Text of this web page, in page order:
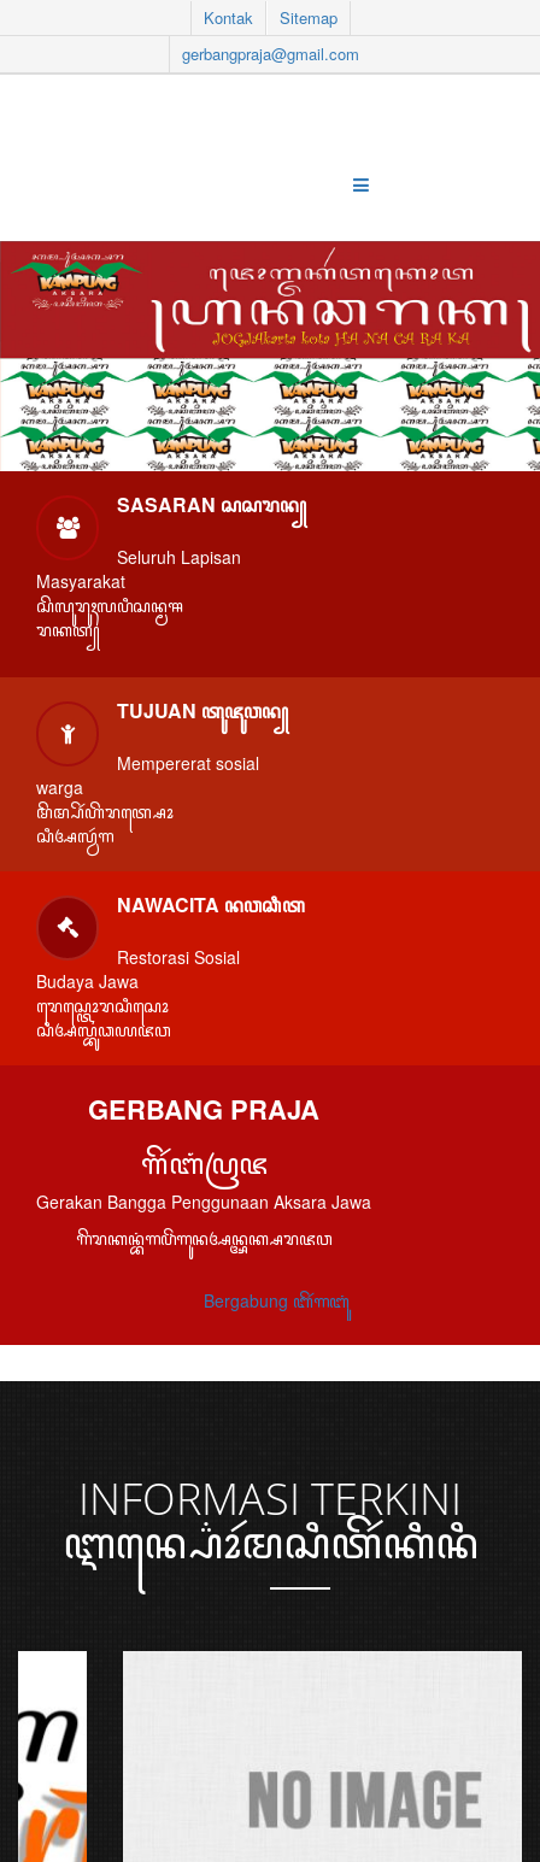
Kontak
Sitemap
gerbangpraja@gmail.com
SASARAN ꦱꦱꦫꦤ꧀
Seluruh Lapisan
Masyarakat
ꦱꦼꦭꦸꦫꦸꦃꦭꦥꦶꦱꦤ꧀ꦩꦯ
ꦫꦏꦠ꧀
TUJUAN ꦠꦸꦗꦸꦮꦤ꧀
Mempererat sosial
warga
ꦩꦼꦩ꧀ꦥꦼꦂꦲꦼꦫꦠ꧀ꦱꦺꦴ
ꦱꦶꦄꦭ꧀ꦮꦂꦒ
NAWACITA ꦤꦮꦕꦶꦠ
Restorasi Sosial
Budaya Jawa
ꦫꦺꦱ꧀ꦠꦺꦴꦫꦱꦶꦱꦺꦴ
ꦱꦶꦄꦭ꧀ꦧꦸꦣꦪꦗꦮ
GERBANG PRAJA
ꦒꦼꦂꦧꦁꦥꦿꦗ
Gerakan Bangga Penggunaan Aksara Jawa
ꦒꦼꦫꦏꦤ꧀ꦧꦁꦒꦥꦼꦁꦒꦸꦤꦄꦤ꧀ꦄꦏ꧀ꦱꦫꦗꦮ
Bergabung ꦧꦼꦂꦒꦧꦸꦁ
INFORMASI TERKINI
ꦆꦤ꧀ꦥ꦳ꦺꦴꦂꦩꦱꦶꦠꦼꦂꦏꦶꦤꦶ